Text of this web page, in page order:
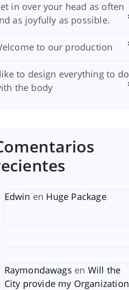
in over your head as often
as joyfully as possible.
to our production
to design everything to do
the body
Edwin en Huge Package
Raymondawags en Will the
City provide my Organization